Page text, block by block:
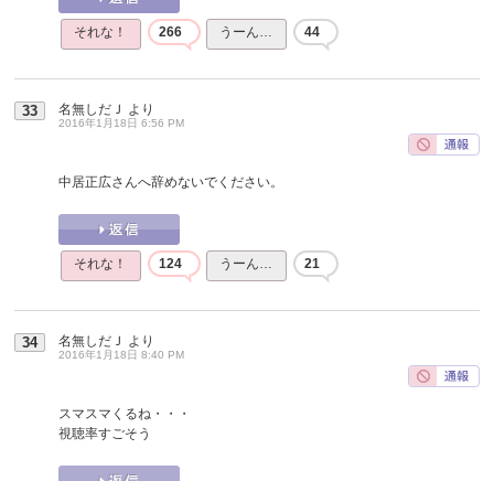
それな！ 266 うーん… 44
33 名無しだＪ より
2016年1月18日 6:56 PM
中居正広さんへ辞めないでください。
それな！ 124 うーん… 21
34 名無しだＪ より
2016年1月18日 8:40 PM
スマスマくるね・・・
視聴率すごそう